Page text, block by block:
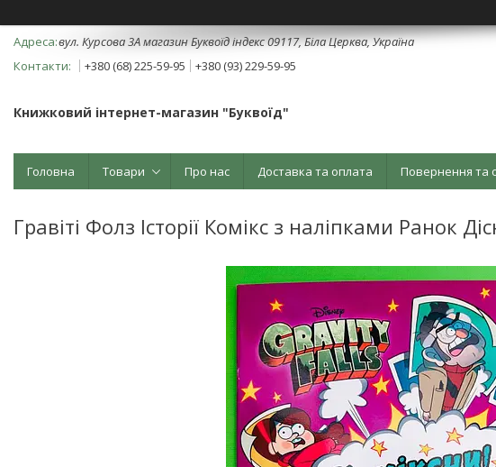
вул. Курсова 3А магазин Буквоїд індекс 09117, Біла Церква, Україна
+380 (68) 225-59-95
+380 (93) 229-59-95
Книжковий інтернет-магазин "Буквоїд"
Головна Товари Про нас Доставка та оплата Повернення та
Гравіті Фолз Історії Комікс з наліпками Ранок